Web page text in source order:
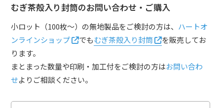
むぎ茶殻入り封筒のお問い合わせ・ご購入
小ロット（100枚～）の無地製品をご検討の方は、 ハートオ
ンラインショップ
でもむぎ茶殻入り封筒
を販売してお
ります。
まとまった数量や印刷・加工付をご検討の方はお問い合わ
せよりご相談ください。